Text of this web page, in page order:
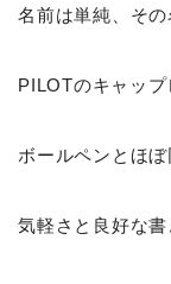
名前は単純、その
PILOTのキャップ
ボールペンとほ
気軽さと良好な書